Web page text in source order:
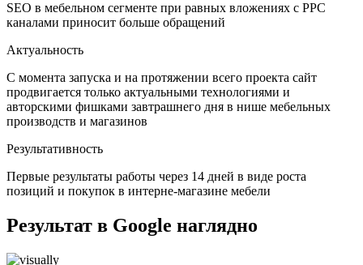
SEO в мебельном сегменте при равных вложениях с PPC
каналами приносит больше обращений
Актуальность
С момента запуска и на протяжении всего проекта сайт
продвигается только актуальными технологиями и
авторскими фишками завтрашнего дня в нише мебельных
производств и магазинов
Результативность
Первые результаты работы через 14 дней в виде роста
позиций и покупок в интерне-магазине мебели
Результат в Google наглядно